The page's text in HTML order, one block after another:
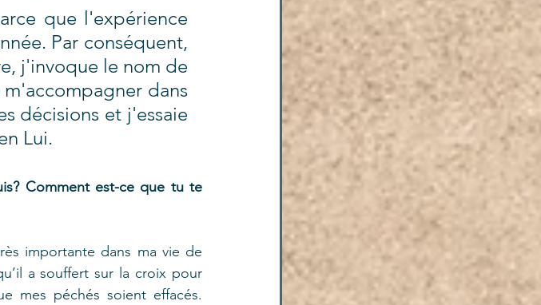
que l'expérience
Par conséquent,
j'invoque le nom de
dans
décisions et j'essaie
Lui.
Comment est-ce que tu te
importante dans ma vie de
a souffert sur la croix pour
mes péchés soient effacés.